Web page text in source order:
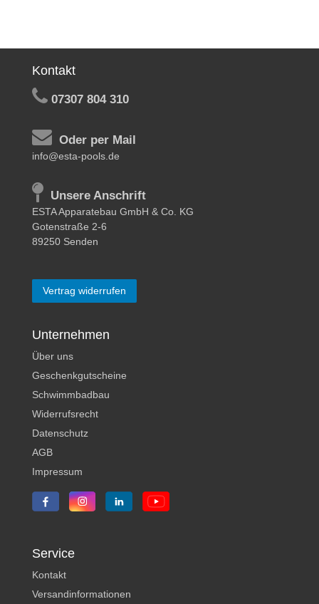
Kontakt
07307 804 310
Oder per Mail
info@esta-pools.de
Unsere Anschrift
ESTA Apparatebau GmbH & Co. KG
Gotenstraße 2-6
89250 Senden
Vertrag widerrufen
Unternehmen
Über uns
Geschenkgutscheine
Schwimmbadbau
Widerrufsrecht
Datenschutz
AGB
Impressum
Service
Kontakt
Versandinformationen